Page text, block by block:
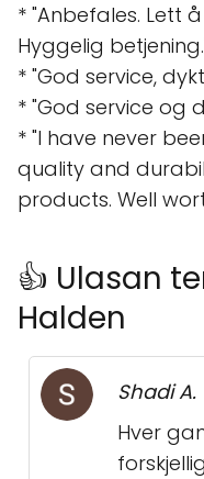
* "Anbefales. Lett
Hyggelig
* "God service,
* "God service og
* "I have never
quality and
products. Well
👍 Ulasan
Halden
Shadi A.
Hver